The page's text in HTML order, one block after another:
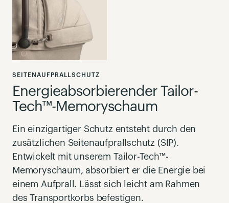
SEITENAUFPRALLSCHUTZ
Energieabsorbierender Tailor-
Tech™-Memoryschaum
Ein einzigartiger Schutz entsteht durch den
zusätzlichen Seitenaufprallschutz (SIP).
Entwickelt mit unserem Tailor-Tech™-
Memoryschaum, absorbiert er die Energie bei
einem Aufprall. Lässt sich leicht am Rahmen
des Transportkorbs befestigen.